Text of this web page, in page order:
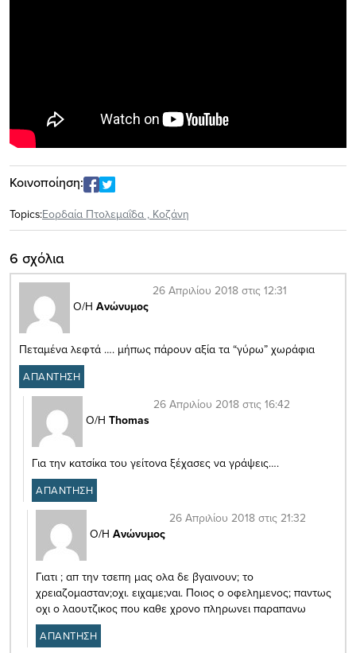
Κοινοποίηση:
Topics:Εορδαία Πτολεμαΐδα , Κοζάνη
6 σχόλια
Ο/Η Ανώνυμος
26 Απριλίου 2018 στις 12:31
Πεταμένα λεφτά …. μήπως πάρουν αξία τα “γύρω” χωράφια
ΑΠΑΝΤΗΣΗ
Ο/Η Thomas
26 Απριλίου 2018 στις 16:42
Για την κατσίκα του γείτονα ξέχασες να γράψεις….
ΑΠΑΝΤΗΣΗ
Ο/Η Ανώνυμος
26 Απριλίου 2018 στις 21:32
Γιατι ; απ την τσεπη μας ολα δε βγαινουν; το
χρειαζομασταν;οχι. ειχαμε;ναι. Ποιος ο οφελημενος; παντως
οχι ο λαουτζικος που καθε χρονο πληρωνει παραπανω
ΑΠΑΝΤΗΣΗ